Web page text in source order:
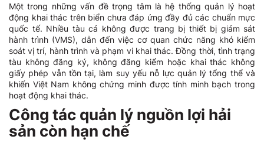
Một trong những vấn đề trọng tâm là hệ thống quản lý hoạt
động khai thác trên biển chưa đáp ứng đầy đủ các chuẩn mực
quốc tế. Nhiều tàu cá không được trang bị thiết bị giám sát
hành trình (VMS), dẫn đến việc cơ quan chức năng khó kiểm
soát vị trí, hành trình và phạm vi khai thác. Đồng thời, tình trạng
tàu không đăng ký, không đăng kiểm hoặc khai thác không
giấy phép vẫn tồn tại, làm suy yếu nỗ lực quản lý tổng thể và
khiến Việt Nam không chứng minh được tính minh bạch trong
hoạt động khai thác.
Công tác quản lý nguồn lợi hải
sản còn hạn chế